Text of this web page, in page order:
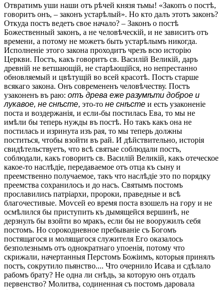
Отвратимъ уши наши отъ рѣчей князя тьмы! «Закопъ о постѣ,
говоритъ онъ, – законъ устарѣлый». Но кто далъ этотъ законъ?
Откуда постъ ведетъ свое начало? – Законъ о постѣ
Божественный законъ, а не человѣческій, и не зависитъ отъ
времени, а потому не можетъ быть устарѣлымъ никогда.
Исполненіе этого закона проходитъ чрезъ всю исторію
Церкви. Постъ, какъ говоритъ св. Василій Великій, даръ
древній не ветшающій, не старѣющійся, но непрестанно
обновляемый и цвѣтущій во всей красотѣ. Постъ старше
всякаго закона. Онъ современенъ человѣчеству. Постъ
узаконенъ въ раю: отъ древа еже разумѣти доброе и
лукавое, не снѣсте, это-то не снѣсте и есть узаконеніе
поста и воздержанія, и если-бы постилась Ева, то мы не
имѣли бы теперь нужды въ постѣ. Но такъ какъ она не
постилась и изринута изъ рая, то мы теперь должны
поститься, чтобы взойти въ рай. И дѣйствительно, исторія
свидѣтельствуетъ, что всѣ святые соблюдали постъ,
соблюдали, какъ говоритъ св. Василій Великій, какъ отеческое
какое-то наслѣдіе, передаваемое отъ отца къ сыну и
преемственно получаемое, такъ что наслѣдіе это по порядку
преемства сохранилось и до насъ. Святымъ постомъ
прославились патріархи, пророки, праведные и всѣ
благочестивые. Моѵсей ео время поста взошелъ на гору и не
осмѣлился бы приступить къ дымящейся вершинѣ, не
дерзнулъ бы взойти во мракъ, если бы не вооружилъ себя
постомъ. Но сорокодневное пребываніе съ Богомъ
постящагося и молящагося служителя Его оказалось
безполезнымъ отъ однократнаго упоенія, потому что
скрижали, начертанныя Перстомъ Божіимъ, которыя принялъ
постъ, сокрутило пьянство.... Что очернило Исава и сдѣлало
рабомъ брату? Не одна ли снѣдь, за которую онъ отдалъ
первенство? Молитва, содиненная съ постомъ даровала